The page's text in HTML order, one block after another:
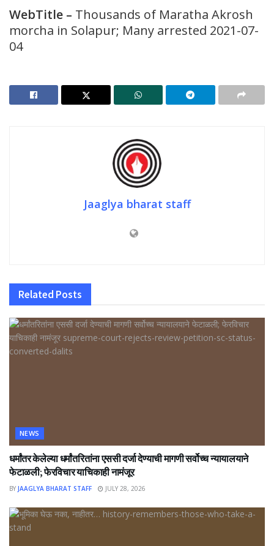
WebTitle – Thousands of Maratha Akrosh
morcha in Solapur; Many arrested 2021-07-
04
Jaaglya bharat staff
Related Posts
NEWS
धर्मांतर केलेल्या धर्मांतरितांना एससी दर्जा देण्याची मागणी सर्वोच्च न्यायालयाने
फेटाळली; फेरविचार याचिकाही नामंजूर
BY JAAGLYA BHARAT STAFF JULY 28, 2026